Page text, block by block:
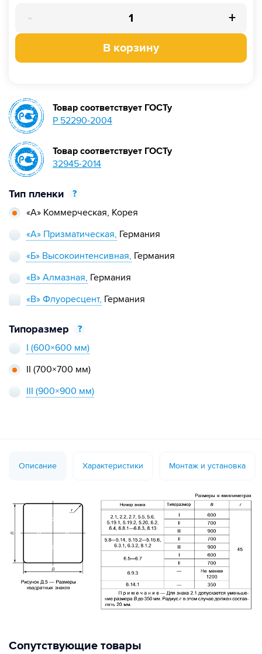
- +
В корзину
Тип пленки
?
«А» Коммерческая, Корея
«А» Призматическая, Германия
«Б» Высокоинтенсивная, Германия
«В» Алмазная, Германия
«В» Флуоресцент, Германия
Типоразмер
?
I (600×600 мм)
II (700×700 мм)
III (900×900 мм)
Товар соответствует ГОСТу
Р 52290-2004
Товар соответствует ГОСТу
32945-2014
Описание Характеристики Монтаж и установка
Сопутствующие товары